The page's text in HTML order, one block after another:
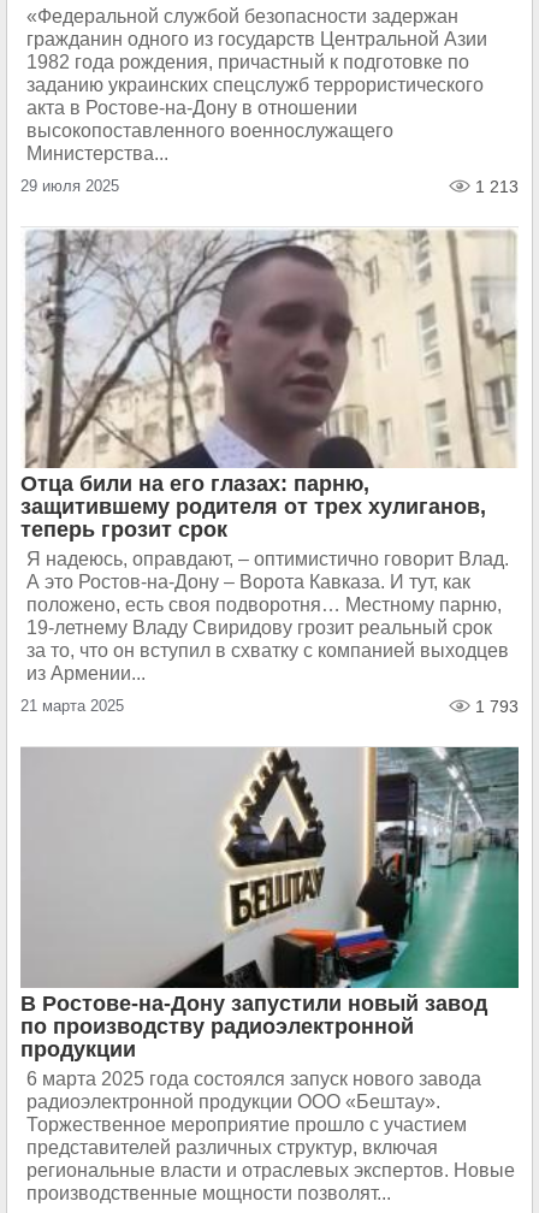
«Федеральной службой безопасности задержан
гражданин одного из государств Центральной Азии
1982 года рождения, причастный к подготовке по
заданию украинских спецслужб террористического
акта в Ростове-на-Дону в отношении
высокопоставленного военнослужащего
Министерства...
29 июля 2025 1 213
Отца били на его глазах: парню,
защитившему родителя от трех хулиганов,
теперь грозит срок
Я надеюсь, оправдают, – оптимистично говорит Влад.
А это Ростов-на-Дону – Ворота Кавказа. И тут, как
положено, есть своя подворотня… Местному парню,
19-летнему Владу Свиридову грозит реальный срок
за то, что он вступил в схватку с компанией выходцев
из Армении...
21 марта 2025 1 793
В Ростове-на-Дону запустили новый завод
по производству радиоэлектронной
продукции
6 марта 2025 года состоялся запуск нового завода
радиоэлектронной продукции ООО «Бештау».
Торжественное мероприятие прошло с участием
представителей различных структур, включая
региональные власти и отраслевых экспертов. Новые
производственные мощности позволят...